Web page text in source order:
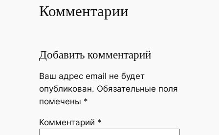
Комментарии
Добавить комментарий
Ваш адрес email не будет
опубликован. Обязательные поля
помечены *
Комментарий *